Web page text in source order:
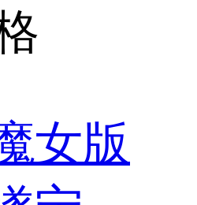
女版